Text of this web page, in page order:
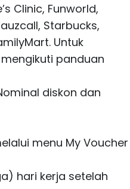
Clinic, Funworld,
Starbucks,
Untuk
panduan
diskon dan
menu My Voucher
hari kerja setelah